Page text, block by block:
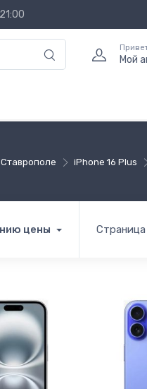
Мой
iPhone 16 Plus
цены Страница